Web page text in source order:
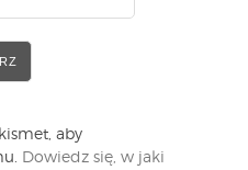
aby
Dowiedz się, w jaki